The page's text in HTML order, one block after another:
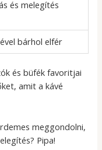
és melegítés
bárhol elfér
és büfék favoritjai
amit a kávé
meggondolni,
Pipa!